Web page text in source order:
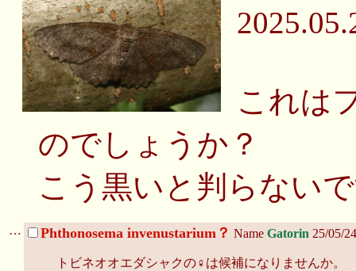
これは
のでしょうか？
こう黒いと判らない
… Phthonosema invenustarium？ Name Gatorin 25/05/
トビネオオエダシャクの♀は候補になりませんか。